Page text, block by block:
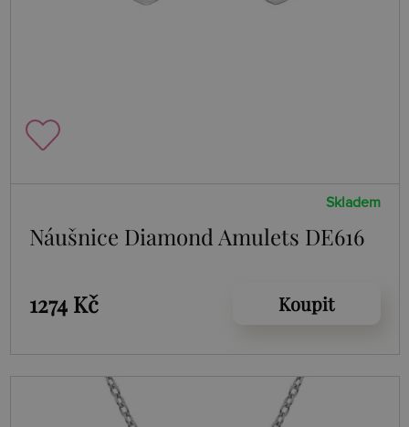
Skladem
Náušnice Diamond Amulets DE616
1274 Kč Koupit